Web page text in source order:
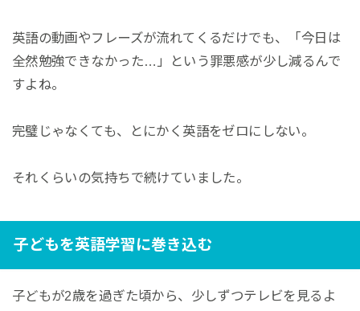
英語の動画やフレーズが流れてくるだけでも、「今日は
全然勉強できなかった…」という罪悪感が少し減るんで
すよね。
完璧じゃなくても、とにかく英語をゼロにしない。
それくらいの気持ちで続けていました。
子どもを英語学習に巻き込む
子どもが2歳を過ぎた頃から、少しずつテレビを見るよ